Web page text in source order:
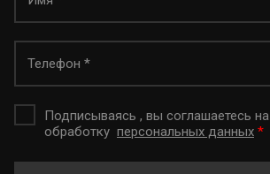
Подписываясь , вы соглашаетесь на
обработку персональных данных *